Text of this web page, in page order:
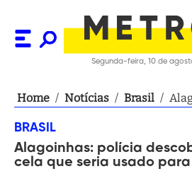
Segunda-feira, 10 de
Home / Notícias / Brasil /
BRASIL
Alagoinhas: polícia
cela que seria usado